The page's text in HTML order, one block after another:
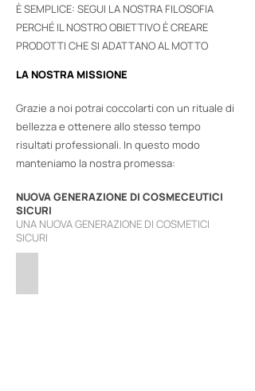
È SEMPLICE: SEGUI LA NOSTRA FILOSOFIA
PERCHÉ IL NOSTRO OBIETTIVO È CREARE
PRODOTTI CHE SI ADATTANO AL MOTTO
LA NOSTRA MISSIONE
Grazie a noi potrai coccolarti con un rituale di
bellezza e ottenere allo stesso tempo
risultati professionali. In questo modo
manteniamo la nostra promessa:
NUOVA GENERAZIONE DI COSMECEUTICI
SICURI
UNA NUOVA GENERAZIONE DI COSMETICI
SICURI